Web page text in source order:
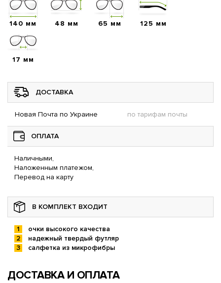
140 мм 48 мм 65 мм 125 мм
17 мм
ДОСТАВКА
Новая Почта по Украине по тарифам почты
ОПЛАТА
Наличными,
Наложенным платежом,
Перевод на карту
В КОМПЛЕКТ ВХОДИТ
очки высокого качества
надежный твердый футляр
салфетка из микрофибры
ДОСТАВКА И ОПЛАТА